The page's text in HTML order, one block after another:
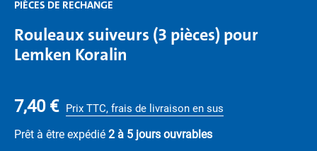
PIÈCES DE RECHANGE
Rouleaux suiveurs (3 pièces) pour
Lemken Koralin
7,40 € Prix TTC, frais de livraison en sus
Prêt à être expédié 2 à 5 jours ouvrables